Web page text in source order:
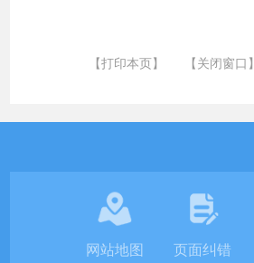
【打印本页】 【关闭窗口】
网站地图 页面纠错